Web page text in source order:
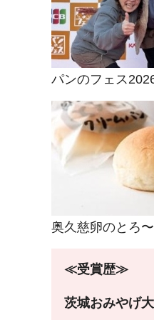
パンのフェス
奥久慈卵のとろ
≪受賞歴≫
茨城おみやげ